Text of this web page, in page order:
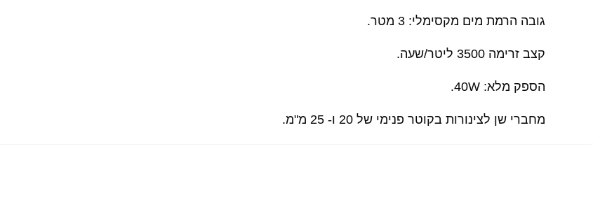
גובה הרמת מים מקסימלי: 3 מטר.
קצב זרימה 3500 ליטר/שעה.
הספק מלא: 40W.
מחברי שן לצינורות בקוטר פנימי של 20 ו- 25 מ"מ.